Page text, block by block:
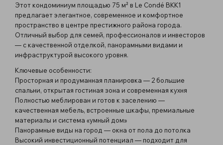
Этот кондоминиум площадью 75 м² в Le Condé BKK1
предлагает элегантное, современное и комфортное
пространство в центре престижного района города.
Отличный выбор для семей, профессионалов и инвесторов
— с качественной отделкой, панорамными видами и
инфраструктурой высокого уровня.
Ключевые особенности:
Просторная и продуманная планировка — 2 большие
спальни, открытая гостиная зона и современная кухня
Полностью меблирован и готов к заселению —
качественная мебель, встроенные шкафы, премиальные
материалы и система «умный дом»
Панорамные виды на город — окна от пола до потолка
Высокий инвестиционный потенциал — подходит для